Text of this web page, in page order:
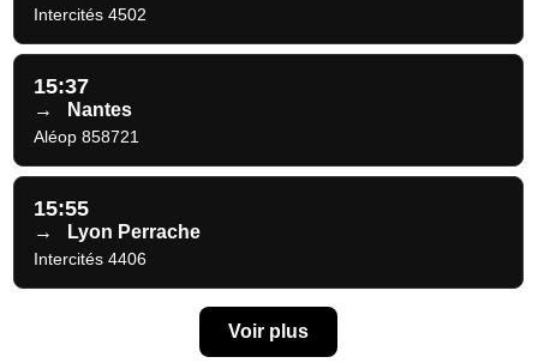
Intercités 4502
15:37
→ Nantes
Aléop 858721
15:55
→ Lyon Perrache
Intercités 4406
Voir plus